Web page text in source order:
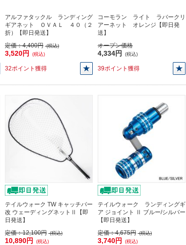
アルファタックル ランディング
ギアネット ＯＶＡＬ ４０（２
折）【即日発送】
定価：4,400円 (税込)
3,520円 (税込)
32ポイント獲得
コーモラン ライト ラバークリ
アーネット オレンジ【即日発
送】
オープン価格
4,334円 (税込)
39ポイント獲得
テイルウォーク TW キャッチバー
改 ウェーディングネットⅡ【即
日発送】
定価：12,100円 (税込)
10,890円 (税込)
テイルウォーク ランディングギ
ア ジョイント Ⅱ ブルー/シルバー
【即日発送】
定価：4,675円 (税込)
3,740円 (税込)